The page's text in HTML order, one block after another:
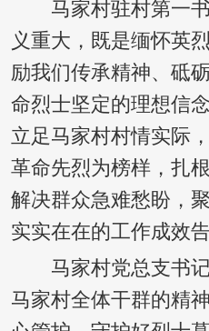
马家村驻村第一书
义重大，既是缅怀英
励我们传承精神、砥
命烈士坚定的理想信
立足马家村村情实际
革命先烈为榜样，扎
解决群众急难愁盼，
实实在在的工作成效
马家村党总支书记
马家村全体干群的精